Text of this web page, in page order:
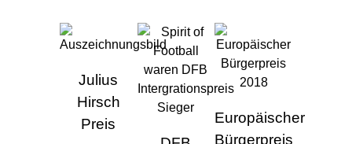
AUSZEICHNUNGEN
Julius
Hirsch
Preis
Europäischer
Bürgerpreis